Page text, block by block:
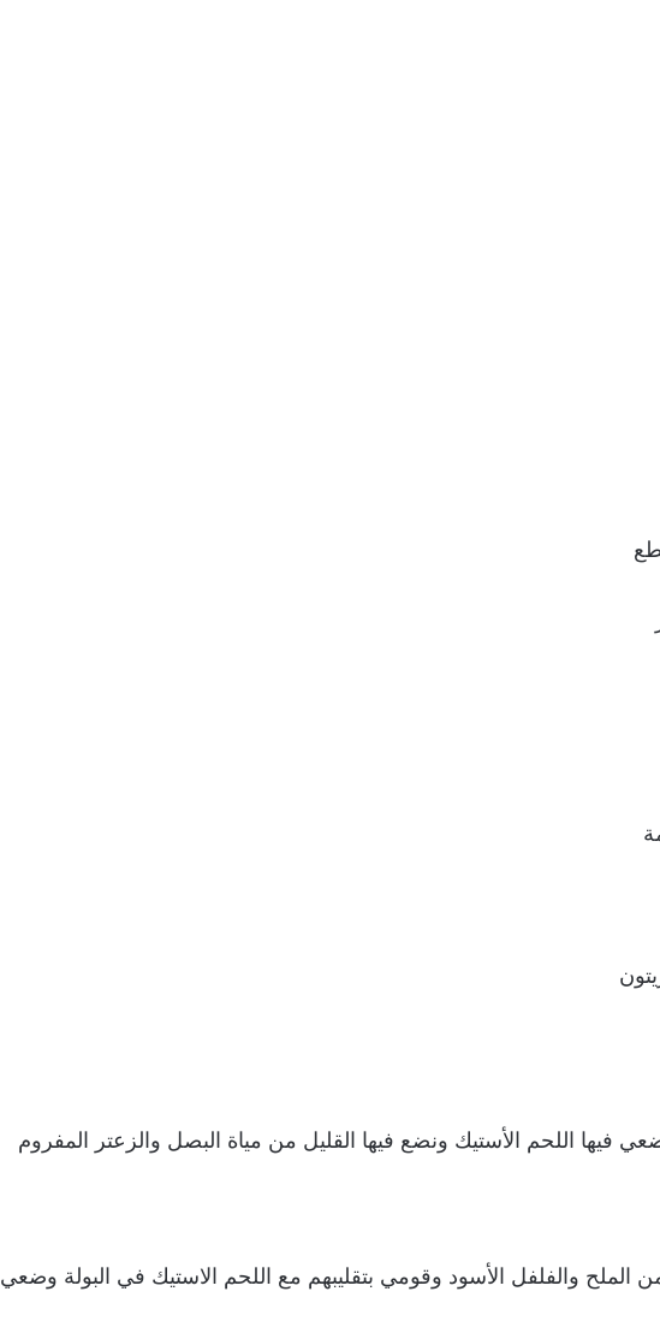
فيها اللحم الأستيك ونضع فيها القليل من مياة البصل والزعتر المفروم
الملح والفلفل الأسود وقومي بتقليبهم مع اللحم الاستيك في البولة وضعي